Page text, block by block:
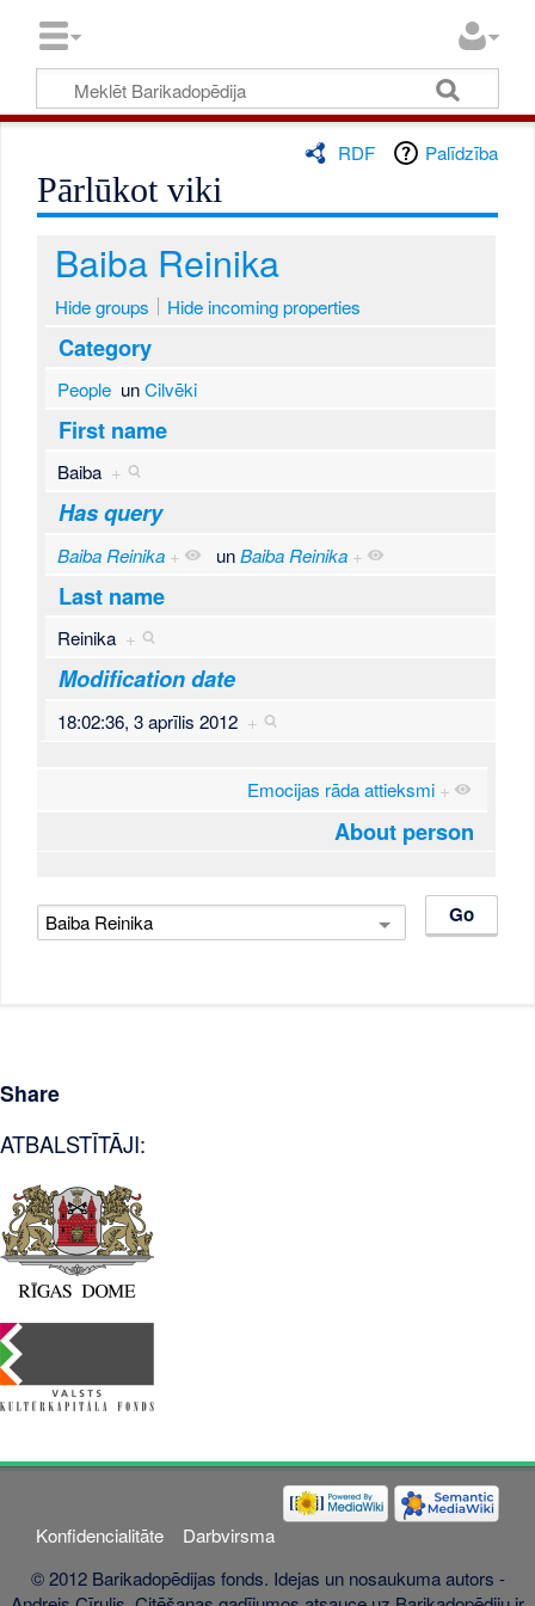
RDF Palīdzība
Pārlūkot viki
Baiba Reinika
Hide groups Hide incoming properties
Category
PeopleunCilvēki
First name
Baiba +
Has query
Baiba Reinika + unBaiba Reinika +
Last name
Reinika +
Modification date
18:02:36, 3 aprīlis 2012 +
Emocijas rāda attieksmi +
About person
Share
ATBALSTĪTĀJI:
Konfidencialitāte
Darbvirsma
© 2012 Barikadopēdijas fonds. Idejas un nosaukuma autors -